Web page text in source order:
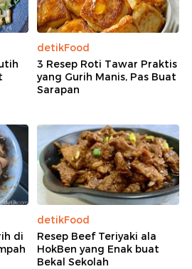
detikFood
3 Resep Roti Tawar Praktis
yang Gurih Manis, Pas Buat
Sarapan
di
detikFood
Resep Beef Teriyaki ala
HokBen yang Enak buat
Bekal Sekolah